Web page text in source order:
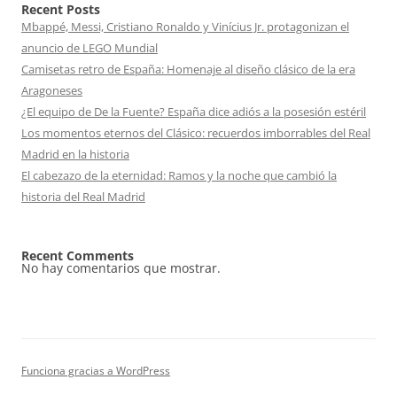
Recent Posts
Mbappé, Messi, Cristiano Ronaldo y Vinícius Jr. protagonizan el
anuncio de LEGO Mundial
Camisetas retro de España: Homenaje al diseño clásico de la era
Aragoneses
¿El equipo de De la Fuente? España dice adiós a la posesión estéril
Los momentos eternos del Clásico: recuerdos imborrables del Real
Madrid en la historia
El cabezazo de la eternidad: Ramos y la noche que cambió la
historia del Real Madrid
Recent Comments
No hay comentarios que mostrar.
Funciona gracias a WordPress